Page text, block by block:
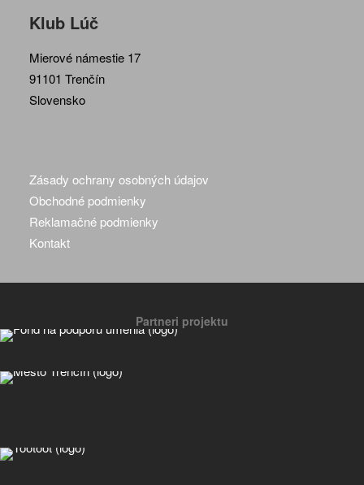
Klub Lúč
Mierové námestie 17
91101 Trenčín
Slovensko
Zásady ochrany osobných údajov
Obchodné podmienky
Reklamačné podmienky
Kontakt
Partneri projektu